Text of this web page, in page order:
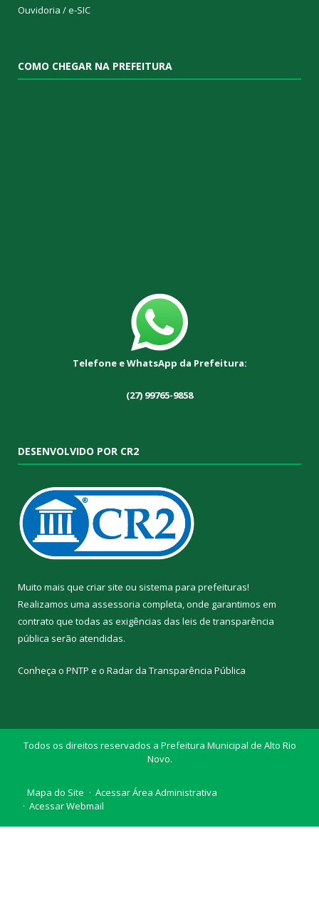
Ouvidoria /e-SIC
COMO CHEGAR NA PREFEITURA
Telefone e WhatsApp da Prefeitura:
(27) 99765-9858
DESENVOLVIDO POR CR2
Muito mais que criar site ou sistema para prefeituras!
Realizamos uma assessoria completa, onde garantimos em
contrato que todas as exigências das leis de transparência
pública serão atendidas.
Conheça o PNTP e o Radar da Transparência Pública
Todos os direitos reservados a Prefeitura Municipal de Alto Rio
Novo.
Mapa do Site
Acessar Área Administrativa
Acessar Webmail